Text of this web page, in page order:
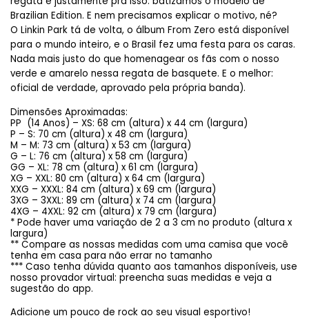
Brazilian Edition. E nem precisamos explicar o motivo, né?
O Linkin Park tá de volta, o álbum From Zero está disponível
para o mundo inteiro, e o Brasil fez uma festa para os caras.
Nada mais justo do que homenagear os fãs com o nosso
verde e amarelo nessa regata de basquete. E o melhor:
oficial de verdade, aprovado pela própria banda).
Dimensões Aproximadas:
PP  (14 Anos) – XS: 68 cm (altura) x 44 cm (largura)
P – S: 70 cm (altura) x 48 cm (largura)
M – M: 73 cm (altura) x 53 cm (largura)
G – L: 76 cm (altura) x 58 cm (largura)
GG – XL: 78 cm (altura) x 61 cm (largura)
XG – XXL: 80 cm (altura) x 64 cm (largura)
XXG – XXXL: 84 cm (altura) x 69 cm (largura)
3XG – 3XXL: 89 cm (altura) x 74 cm (largura)
4XG – 4XXL: 92 cm (altura) x 79 cm (largura)
* Pode haver uma variação de 2 a 3 cm no produto (altura x
largura)
** Compare as nossas medidas com uma camisa que você
tenha em casa para não errar no tamanho
*** Caso tenha dúvida quanto aos tamanhos disponíveis, use
nosso provador virtual: preencha suas medidas e veja a
sugestão do app.
Adicione um pouco de rock ao seu visual esportivo!